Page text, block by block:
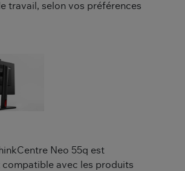
travail, selon vos préférences
Neo 55q est
avec les produits